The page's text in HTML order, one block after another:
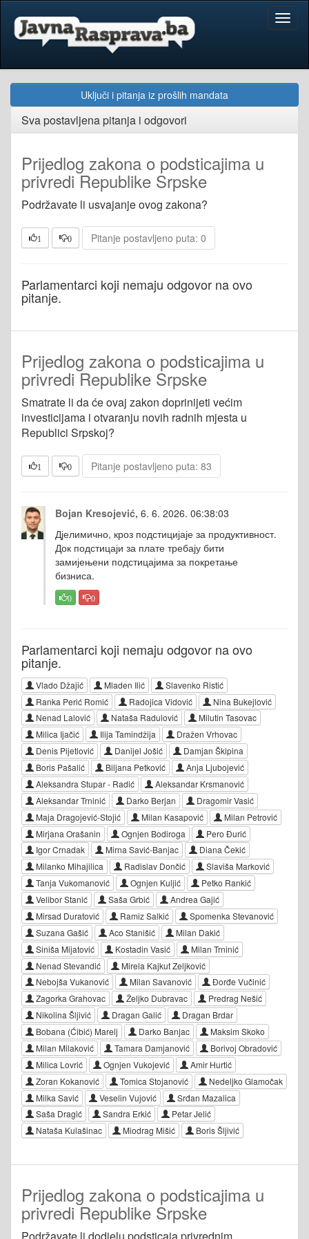
Uključi i pitanja iz prošlih mandata
Sva postavljena pitanja i odgovori
Prijedlog zakona o podsticajima u
privredi Republike Srpske
Podržavate li usvajanje ovog zakona?
1 0 Pitanje postavljeno puta: 0
Parlamentarci koji nemaju odgovor na ovo
pitanje.
Prijedlog zakona o podsticajima u
privredi Republike Srpske
Smatrate li da će ovaj zakon doprinijeti većim
investicijama i otvaranju novih radnih mjesta u
Republici Srpskoj?
1 0 Pitanje postavljeno puta: 83
Bojan Kresojević, 6. 6. 2026. 06:38:03
Дјелимично, кроз подстицијаје за продуктивност.
Док подстицаји за плате требају бити
замијењени подстицајима за покретање
бизниса.
0 0
Parlamentarci koji nemaju odgovor na ovo
pitanje.
Vlado Džajić Mladen Ilić
Slavenko Ristić
Ranka Perić Romić
Radojica Vidović
Nina Bukejlović
Nenad Lalović
Nataša Radulović
Milutin Tasovac
Milica Ijačić
Ilija Tamindžija
Dražen Vrhovac
Denis Pijetlović
Danijel Jošić
Damjan Škipina
Boris Pašalić
Biljana Petković
Anja Ljubojević
Aleksandra Stupar - Radić
Aleksandar Krsmanović
Aleksandar Trninić
Darko Berjan
Dragomir Vasić
Maja Dragojević-Stojić
Milan Kasapović
Milan Petrović
Mirjana Orašanin
Ognjen Bodiroga
Pero Đurić
Igor Crnadak
Mirna Savić-Banjac
Diana Čekić
Milanko Mihajilica
Radislav Dončić
Slaviša Marković
Tanja Vukomanović
Ognjen Kuljić
Petko Rankić
Velibor Stanić
Saša Grbić
Andrea Gajić
Mirsad Duratović
Ramiz Salkić
Spomenka Stevanović
Suzana Gašić
Aco Stanišić
Milan Dakić
Siniša Mijatović
Kostadin Vasić
Milan Trninić
Nenad Stevandić
Mirela Kajkut Zeljković
Nebojša Vukanović
Milan Savanović
Đorđe Vučinić
Zagorka Grahovac
Željko Dubravac
Predrag Nešić
Nikolina Šljivić
Dragan Galić
Dragan Brdar
Bobana (Ćibić) Marelj
Darko Banjac
Maksim Skoko
Milan Milaković
Tamara Damjanović
Borivoj Obradović
Milica Lovrić
Ognjen Vukojević
Amir Hurtić
Zoran Kokanović
Tomica Stojanović
Nedeljko Glamočak
Milka Savić
Veselin Vujović
Srđan Mazalica
Saša Dragić
Sandra Erkić
Petar Jelić
Nataša Kulašinac
Miodrag Mišić Boris Šljivić
Prijedlog zakona o podsticajima u
privredi Republike Srpske